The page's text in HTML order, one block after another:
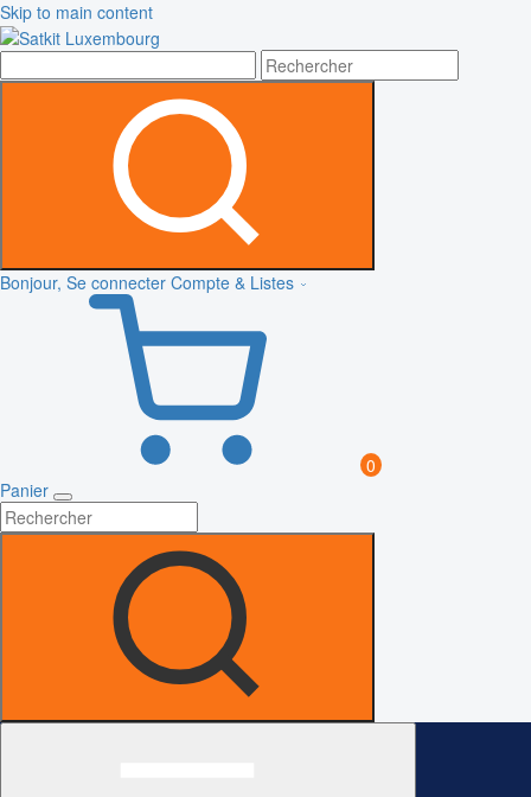
Skip to main content
Bonjour, Se connecter Compte & Listes
0
Panier